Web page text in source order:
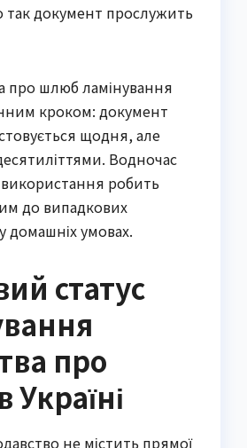
документ прослужить
про шлюб ламінування
кроком: документ
щодня, але
Водночас
використання робить
до випадкових
умовах.
статус
про
не містить прямої